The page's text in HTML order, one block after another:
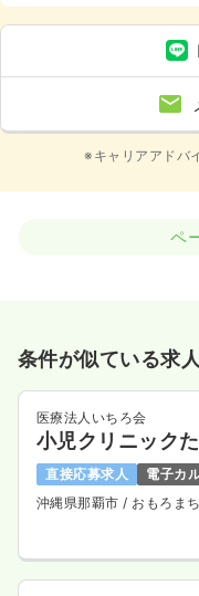
※キャリアアドバ
ペ
条件が似ている求人
医療法人いちろ会
小児クリニック
直接応募求人 電子カ
沖縄県那覇市/ おもろま